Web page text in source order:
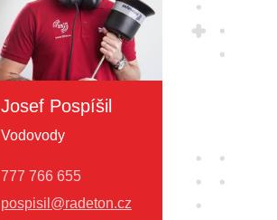
Josef Pospíšil
Vodovody
777 766 655
pospisil@radeton.cz